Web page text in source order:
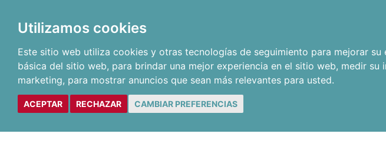
Utilizamos cookies
Este sitio web utiliza cookies y otras tecnologías de seguimiento para mejorar
básica del sitio web, para brindar una mejor experiencia en el sitio web, medir su
marketing, para mostrar anuncios que sean más relevantes para usted.
ACEPTAR RECHAZAR CAMBIAR PREFERENCIAS